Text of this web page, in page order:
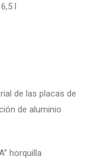
l
de las placas de
de aluminio
horquilla